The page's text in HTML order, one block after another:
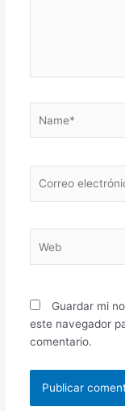
electrónico*
Guardar mi
este navegador
comentario.